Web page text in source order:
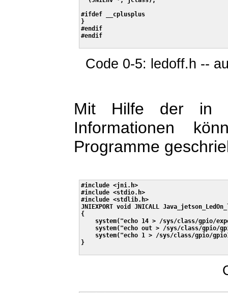
#ifdef __cplusplus
}
#endif
#endif
Code 0-5: ledoff.h --
Mit Hilfe der in
Informationen
Programme
#include <jni.h>
#include <stdio.h>
#include <stdlib.h>
JNIEXPORT void JNICALL
{
system("echo 14 > /sys/class/gpio/
system("echo out > /sys/class/gpio/
system("echo 1 > /sys/class/gpio/
}